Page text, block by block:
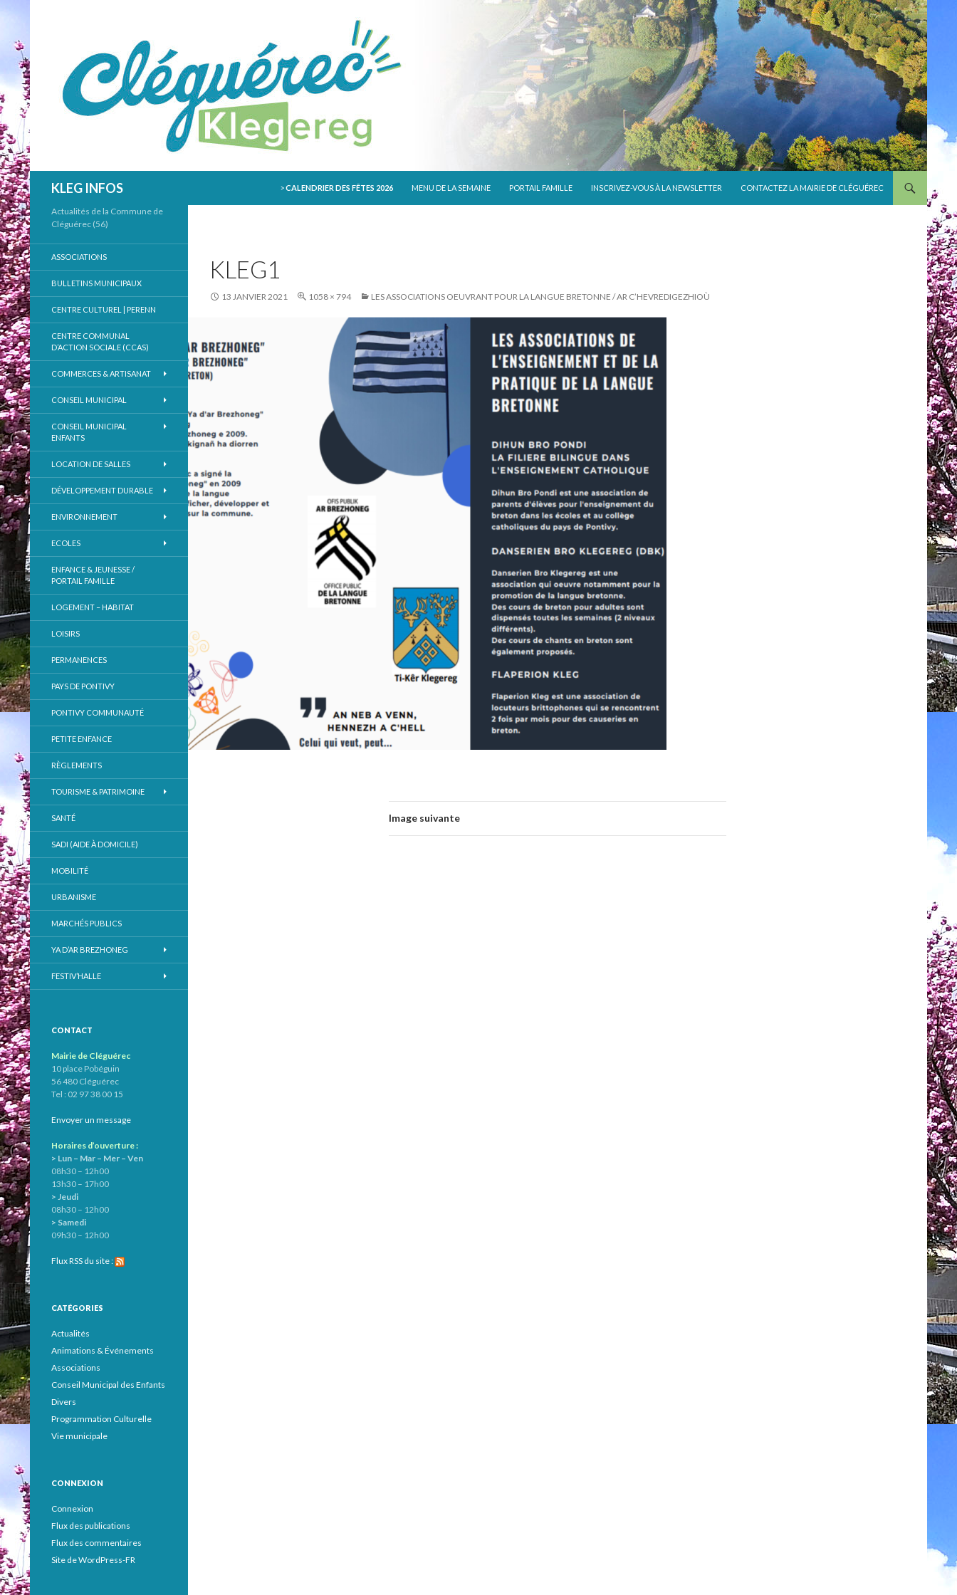
KLEG INFOS
>CALENDRIER DES FÊTES 2026 MENU DE LA SEMAINE PORTAIL FAMILLE INSCRIVEZ-VOUS À LA NEWSLETTER CONTACTEZ LA MAIRIE DE CLÉGUÉREC
KLEG1
13 JANVIER 2021 1058 × 794 LES ASSOCIATIONS OEUVRANT POUR LA LANGUE BRETONNE / AR C’HEVREDIGEZHIOÙ
Image suivante
Actualités de la Commune de
Cléguérec (56)
ASSOCIATIONS
BULLETINS MUNICIPAUX
CENTRE CULTUREL | PERENN
CENTRE COMMUNAL
D’ACTION SOCIALE (CCAS)
COMMERCES & ARTISANAT
CONSEIL MUNICIPAL
CONSEIL MUNICIPAL
ENFANTS
LOCATION DE SALLES
DÉVELOPPEMENT DURABLE
ENVIRONNEMENT
ECOLES
ENFANCE & JEUNESSE /
PORTAIL FAMILLE
LOGEMENT – HABITAT
LOISIRS
PERMANENCES
PAYS DE PONTIVY
PONTIVY COMMUNAUTÉ
PETITE ENFANCE
RÈGLEMENTS
TOURISME & PATRIMOINE
SANTÉ
SADI (AIDE À DOMICILE)
MOBILITÉ
URBANISME
MARCHÉS PUBLICS
YA D’AR BREZHONEG
FESTIV’HALLE
CONTACT
Mairie de Cléguérec
10 place Pobéguin
56 480 Cléguérec
Tel : 02 97 38 00 15
Envoyer un message
Horaires d’ouverture :
> Lun – Mar – Mer – Ven
08h30 – 12h00
13h30 – 17h00
> Jeudi
08h30 – 12h00
> Samedi
09h30 – 12h00
Flux RSS du site :
CATÉGORIES
Actualités
Animations & Événements
Associations
Conseil Municipal des Enfants
Divers
Programmation Culturelle
Vie municipale
CONNEXION
Connexion
Flux des publications
Flux des commentaires
Site de WordPress-FR